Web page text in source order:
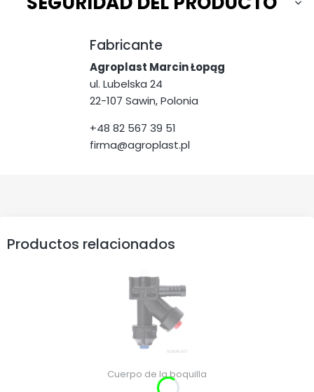
Fabricante
Agroplast Marcin Łopąg
ul. Lubelska 24
22-107 Sawin, Polonia
+48 82 567 39 51
firma@agroplast.pl
Productos relacionados
Cuerpo de la boquilla